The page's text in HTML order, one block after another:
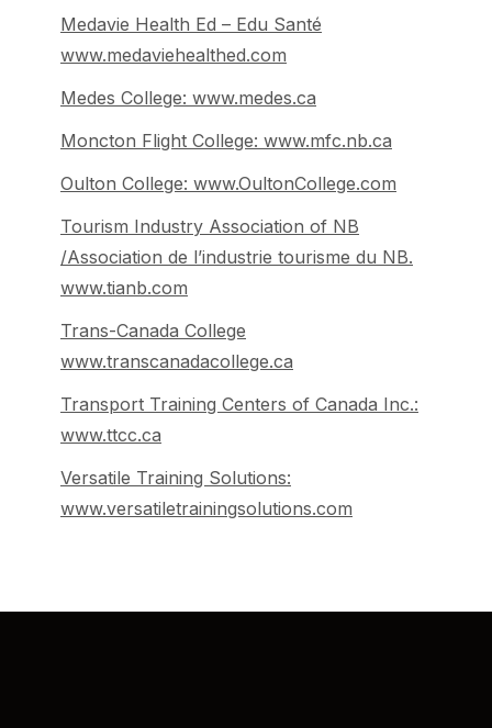
Medavie Health Ed – Edu Santé
www.medaviehealthed.com
Medes College: www.medes.ca
Moncton Flight College: www.mfc.nb.ca
Oulton College: www.OultonCollege.com
Tourism Industry Association of NB
/Association de l’industrie tourisme du NB.
www.tianb.com
Trans-Canada College
www.transcanadacollege.ca
Transport Training Centers of Canada Inc.:
www.ttcc.ca
Versatile Training Solutions:
www.versatiletrainingsolutions.com